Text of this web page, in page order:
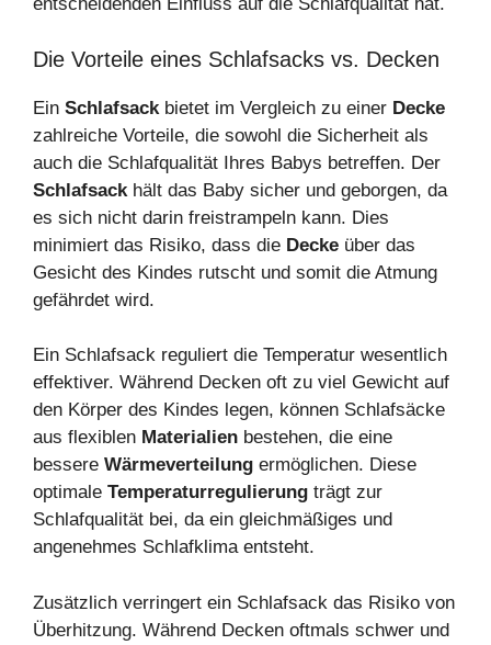
Die Vorteile eines Schlafsacks vs. Decken
Ein Schlafsack bietet im Vergleich zu einer Decke
zahlreiche Vorteile, die sowohl die Sicherheit als
auch die Schlafqualität Ihres Babys betreffen. Der
Schlafsack hält das Baby sicher und geborgen, da
es sich nicht darin freistrampeln kann. Dies
minimiert das Risiko, dass die Decke über das
Gesicht des Kindes rutscht und somit die Atmung
gefährdet wird.
Ein Schlafsack reguliert die Temperatur wesentlich
effektiver. Während Decken oft zu viel Gewicht auf
den Körper des Kindes legen, können Schlafsäcke
aus flexiblen Materialien bestehen, die eine
bessere Wärmeverteilung ermöglichen. Diese
optimale Temperaturregulierung trägt zur
Schlafqualität bei, da ein gleichmäßiges und
angenehmes Schlafklima entsteht.
Zusätzlich verringert ein Schlafsack das Risiko von
Überhitzung. Während Decken oftmals schwer und